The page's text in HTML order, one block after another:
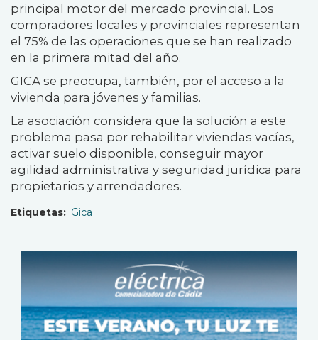
principal motor del mercado provincial. Los
compradores locales y provinciales representan
el 75% de las operaciones que se han realizado
en la primera mitad del año.
GICA se preocupa, también, por el acceso a la
vivienda para jóvenes y familias.
La asociación considera que la solución a este
problema pasa por rehabilitar viviendas vacías,
activar suelo disponible, conseguir mayor
agilidad administrativa y seguridad jurídica para
propietarios y arrendadores.
Etiquetas Gica